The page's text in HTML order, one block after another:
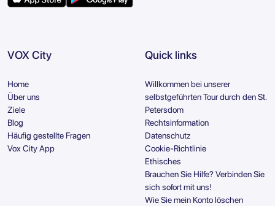
VOX City
Home
Über uns
Ziele
Blog
Häufig gestellte Fragen
Vox City App
Quick links
Willkommen bei unserer
selbstgeführten Tour durch den St.
Petersdom
Rechtsinformation
Datenschutz
Cookie-Richtlinie
Ethisches
Brauchen Sie Hilfe? Verbinden Sie
sich sofort mit uns!
Wie Sie mein Konto löschen